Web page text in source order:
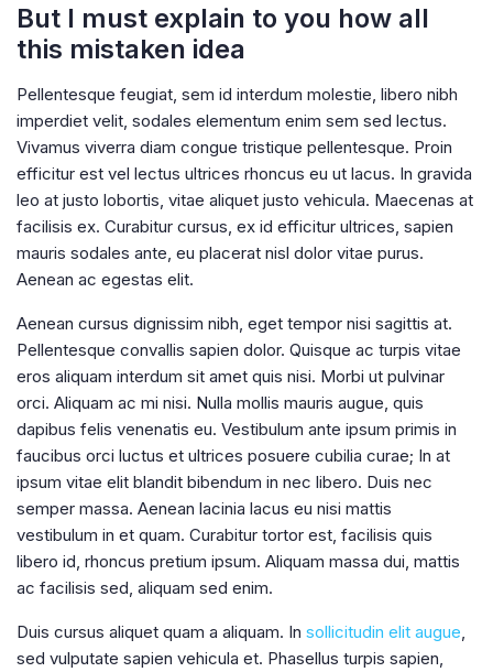
But I must explain to you how all
this mistaken idea
Pellentesque feugiat, sem id interdum molestie, libero nibh
imperdiet velit, sodales elementum enim sem sed lectus.
Vivamus viverra diam congue tristique pellentesque. Proin
efficitur est vel lectus ultrices rhoncus eu ut lacus. In gravida
leo at justo lobortis, vitae aliquet justo vehicula. Maecenas at
facilisis ex. Curabitur cursus, ex id efficitur ultrices, sapien
mauris sodales ante, eu placerat nisl dolor vitae purus.
Aenean ac egestas elit.
Aenean cursus dignissim nibh, eget tempor nisi sagittis at.
Pellentesque convallis sapien dolor. Quisque ac turpis vitae
eros aliquam interdum sit amet quis nisi. Morbi ut pulvinar
orci. Aliquam ac mi nisi. Nulla mollis mauris augue, quis
dapibus felis venenatis eu. Vestibulum ante ipsum primis in
faucibus orci luctus et ultrices posuere cubilia curae; In at
ipsum vitae elit blandit bibendum in nec libero. Duis nec
semper massa. Aenean lacinia lacus eu nisi mattis
vestibulum in et quam. Curabitur tortor est, facilisis quis
libero id, rhoncus pretium ipsum. Aliquam massa dui, mattis
ac facilisis sed, aliquam sed enim.
Duis cursus aliquet quam a aliquam. In sollicitudin elit augue
sed vulputate sapien vehicula et. Phasellus turpis sapien,